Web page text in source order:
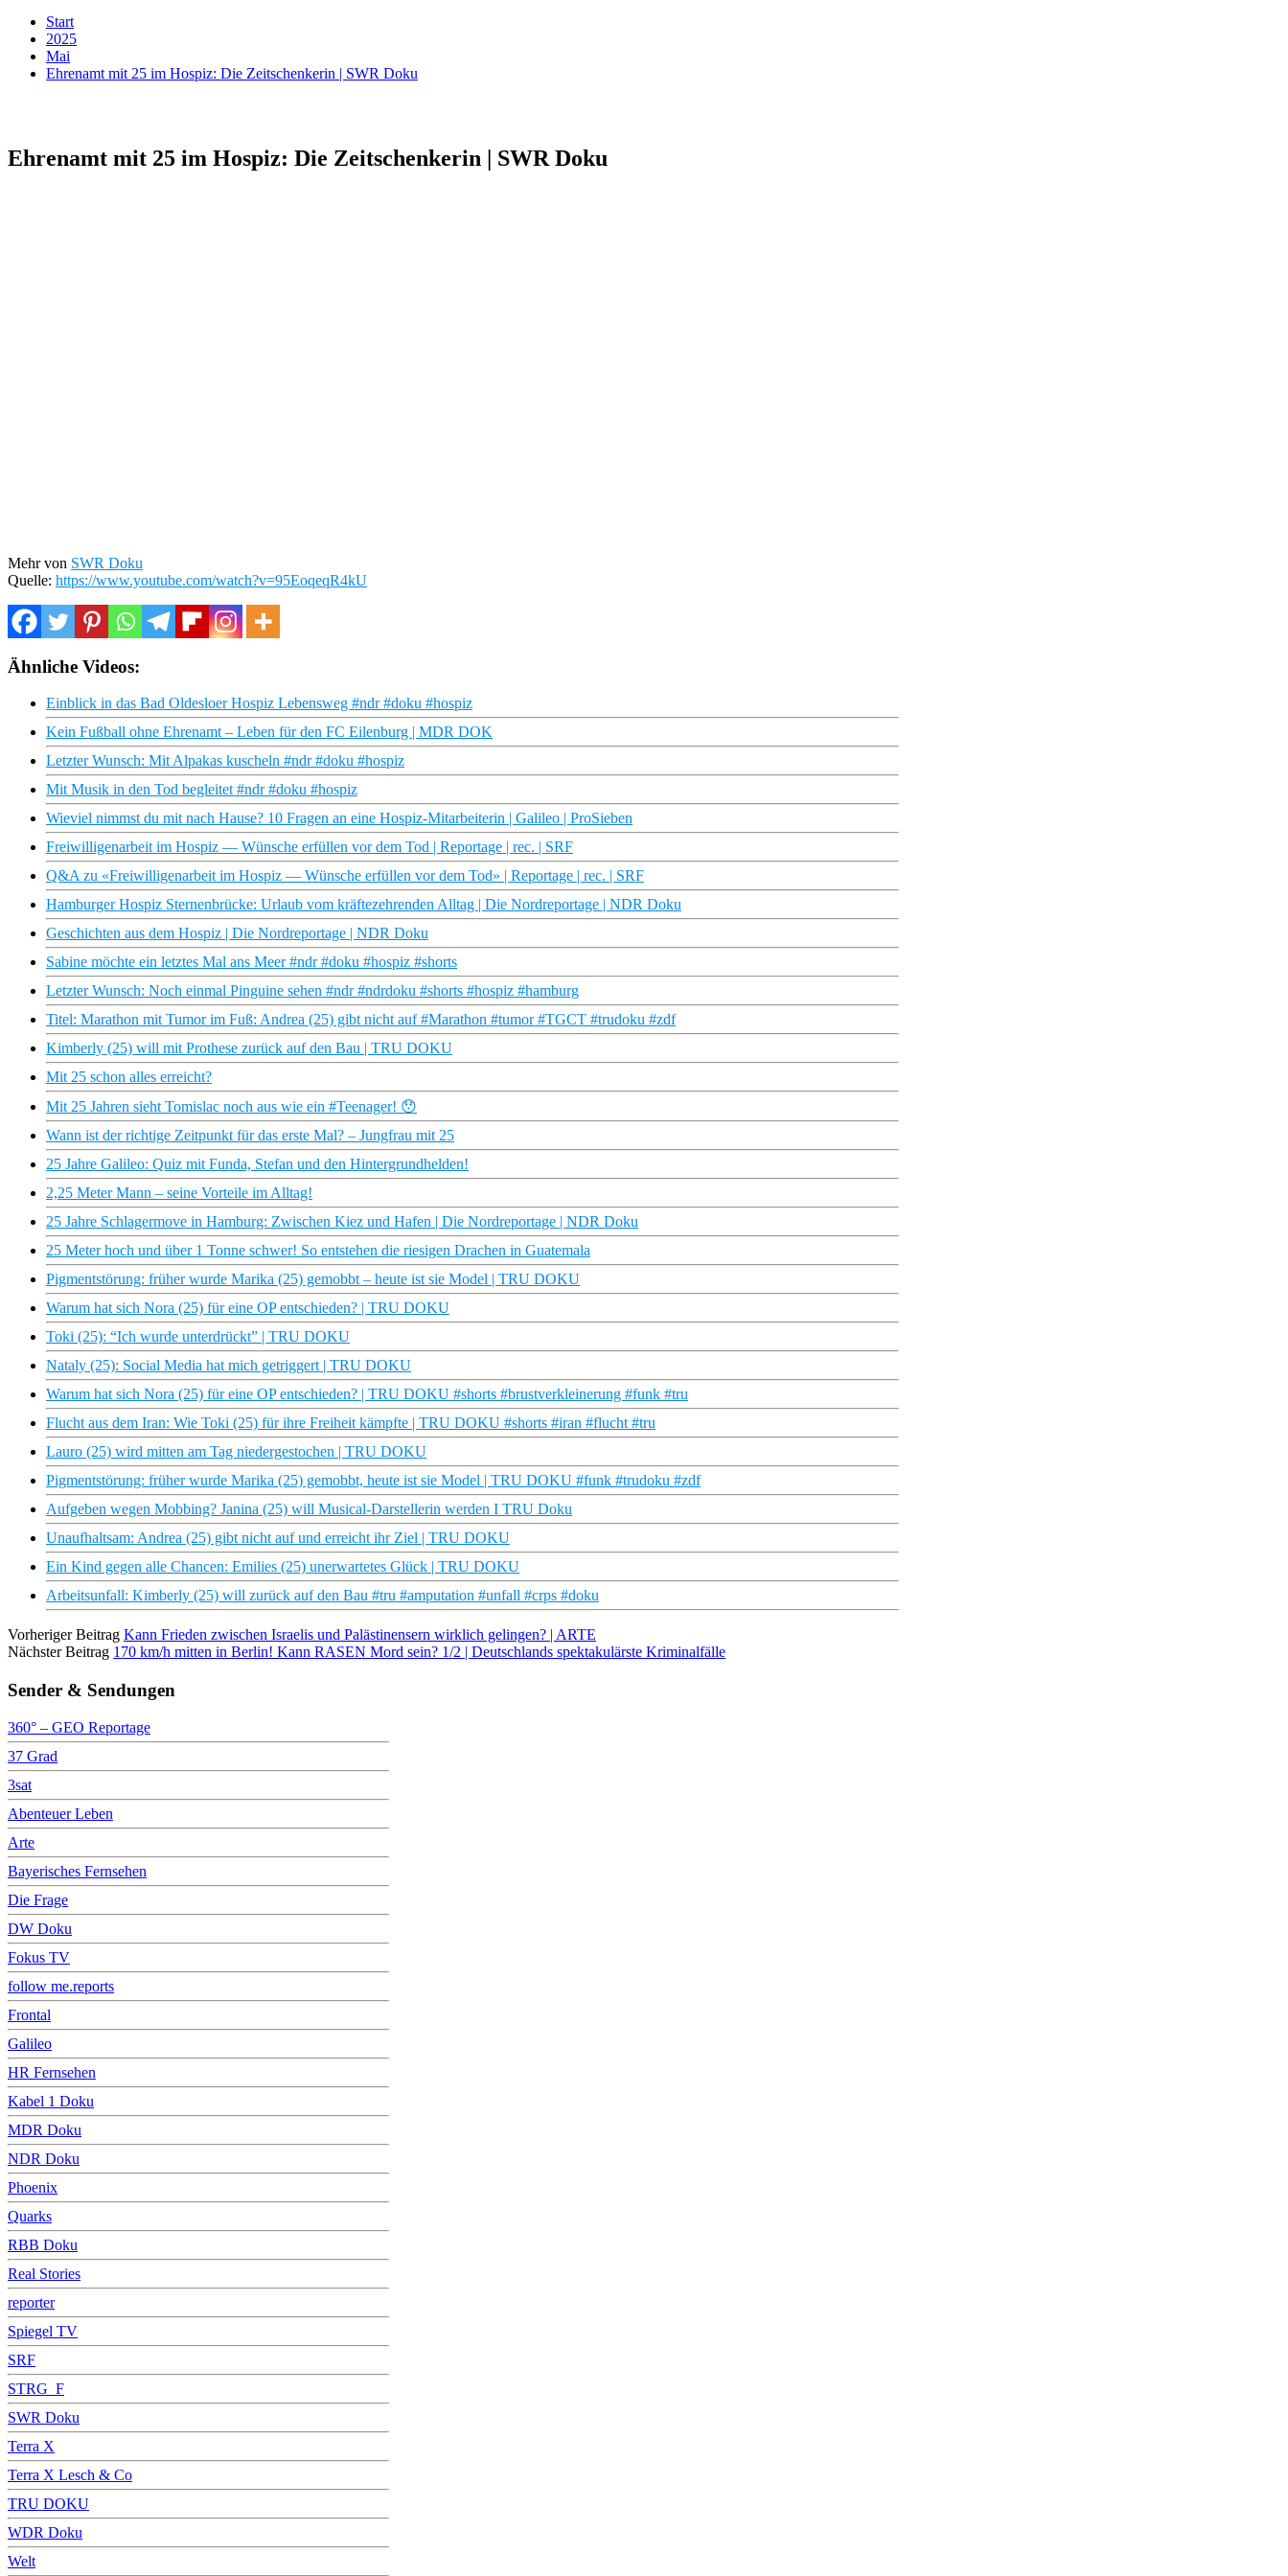
Start
2025
Mai
Ehrenamt mit 25 im Hospiz: Die Zeitschenkerin | SWR Doku
Ehrenamt mit 25 im Hospiz: Die Zeitschenkerin | SWR Doku
Mehr von SWR Doku
Quelle: https://www.youtube.com/watch?v=95EoqeqR4kU
Ähnliche Videos:
Einblick in das Bad Oldesloer Hospiz Lebensweg #ndr #doku #hospiz
Kein Fußball ohne Ehrenamt – Leben für den FC Eilenburg | MDR DOK
Letzter Wunsch: Mit Alpakas kuscheln #ndr #doku #hospiz
Mit Musik in den Tod begleitet #ndr #doku #hospiz
Wieviel nimmst du mit nach Hause? 10 Fragen an eine Hospiz-Mitarbeiterin | Galileo | ProSieben
Freiwilligenarbeit im Hospiz — Wünsche erfüllen vor dem Tod | Reportage | rec. | SRF
Q&A zu «Freiwilligenarbeit im Hospiz — Wünsche erfüllen vor dem Tod» | Reportage | rec. | SRF
Hamburger Hospiz Sternenbrücke: Urlaub vom kräftezehrenden Alltag | Die Nordreportage | NDR Doku
Geschichten aus dem Hospiz | Die Nordreportage | NDR Doku
Sabine möchte ein letztes Mal ans Meer #ndr #doku #hospiz #shorts
Letzter Wunsch: Noch einmal Pinguine sehen #ndr #ndrdoku #shorts #hospiz #hamburg
Titel: Marathon mit Tumor im Fuß: Andrea (25) gibt nicht auf #Marathon #tumor #TGCT #trudoku #zdf
Kimberly (25) will mit Prothese zurück auf den Bau | TRU DOKU
Mit 25 schon alles erreicht?
Mit 25 Jahren sieht Tomislac noch aus wie ein #Teenager! 😯
Wann ist der richtige Zeitpunkt für das erste Mal? – Jungfrau mit 25
25 Jahre Galileo: Quiz mit Funda, Stefan und den Hintergrundhelden!
2,25 Meter Mann – seine Vorteile im Alltag!
25 Jahre Schlagermove in Hamburg: Zwischen Kiez und Hafen | Die Nordreportage | NDR Doku
25 Meter hoch und über 1 Tonne schwer! So entstehen die riesigen Drachen in Guatemala
Pigmentstörung: früher wurde Marika (25) gemobbt – heute ist sie Model | TRU DOKU
Warum hat sich Nora (25) für eine OP entschieden? | TRU DOKU
Toki (25): “Ich wurde unterdrückt” | TRU DOKU
Nataly (25): Social Media hat mich getriggert | TRU DOKU
Warum hat sich Nora (25) für eine OP entschieden? | TRU DOKU #shorts #brustverkleinerung #funk #tru
Flucht aus dem Iran: Wie Toki (25) für ihre Freiheit kämpfte | TRU DOKU #shorts #iran #flucht #tru
Lauro (25) wird mitten am Tag niedergestochen | TRU DOKU
Pigmentstörung: früher wurde Marika (25) gemobbt, heute ist sie Model | TRU DOKU #funk #trudoku #zdf
Aufgeben wegen Mobbing? Janina (25) will Musical-Darstellerin werden I TRU Doku
Unaufhaltsam: Andrea (25) gibt nicht auf und erreicht ihr Ziel | TRU DOKU
Ein Kind gegen alle Chancen: Emilies (25) unerwartetes Glück | TRU DOKU
Arbeitsunfall: Kimberly (25) will zurück auf den Bau #tru #amputation #unfall #crps #doku
Vorheriger Beitrag Kann Frieden zwischen Israelis und Palästinensern wirklich gelingen? | ARTE
Nächster Beitrag 170 km/h mitten in Berlin! Kann RASEN Mord sein? 1/2 | Deutschlands spektakulärste Kriminalfälle
Sender & Sendungen
360° – GEO Reportage
37 Grad
3sat
Abenteuer Leben
Arte
Bayerisches Fernsehen
Die Frage
DW Doku
Fokus TV
follow me.reports
Frontal
Galileo
HR Fernsehen
Kabel 1 Doku
MDR Doku
NDR Doku
Phoenix
Quarks
RBB Doku
Real Stories
reporter
Spiegel TV
SRF
STRG_F
SWR Doku
Terra X
Terra X Lesch & Co
TRU DOKU
WDR Doku
Welt